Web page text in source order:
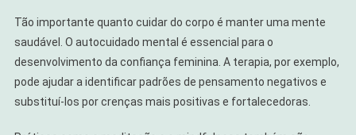
Tão importante quanto cuidar do corpo é manter uma mente
saudável. O autocuidado mental é essencial para o
desenvolvimento da confiança feminina. A terapia, por exemplo,
pode ajudar a identificar padrões de pensamento negativos e
substituí-los por crenças mais positivas e fortalecedoras.